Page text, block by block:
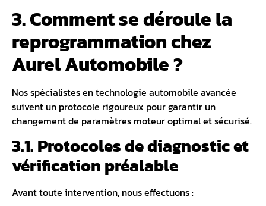
3. Comment se déroule la
reprogrammation chez
Aurel Automobile ?
Nosspécialistes en technologie automobile avancée
suivent un protocole rigoureux pour garantir un
changement de paramètres moteur optimal et sécurisé.
3.1. Protocoles de diagnostic et
vérification préalable
Avant toute intervention, nous effectuons :